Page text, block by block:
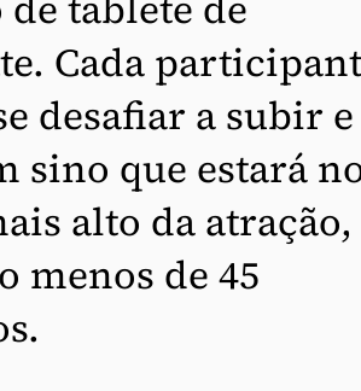
Cada
desafiar a subir e
sino que estará
alto da atração,
menos de 45